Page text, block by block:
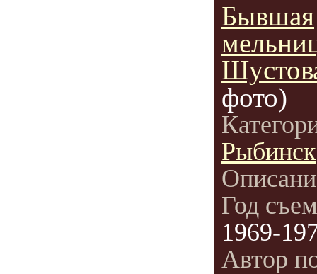
Бывшая
фото)
Рыбинск
Год
1969-
Автор